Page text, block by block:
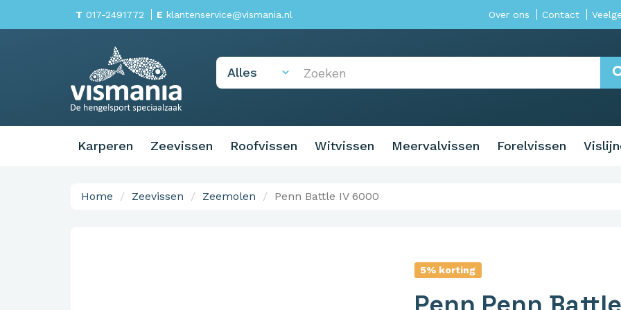
T 017-2491772 E klantenservice@vismania.nl Over ons Contact
Karperen Zeevissen Roofvissen Witvissen Meervalvissen Forelvissen
Home Zeevissen Zeemolen Penn Battle IV 6000
5% korting